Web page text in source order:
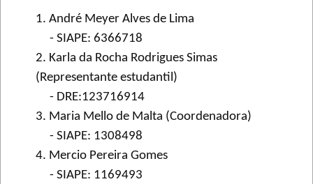
1. André Meyer Alves de Lima
- SIAPE: 6366718
2. Karla da Rocha Rodrigues Simas
(Representante estudantil)
- DRE:123716914
3. Maria Mello de Malta (Coordenadora)
- SIAPE: 1308498
4. Mercio Pereira Gomes
- SIAPE: 1169493